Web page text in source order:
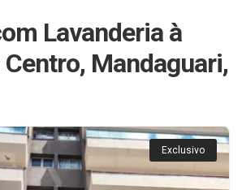
Lavanderia à
Mandaguari,
Exclusivo